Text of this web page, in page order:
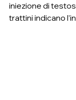
iniezione di
trattini indicano